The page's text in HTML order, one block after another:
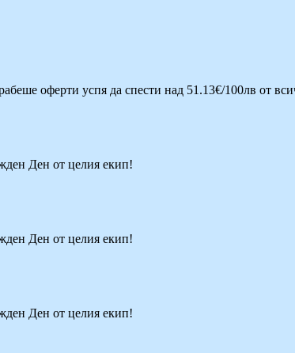
оферти успя да спести над 51.13€/100лв от
Ден от целия екип!
Ден от целия екип!
Ден от целия екип!